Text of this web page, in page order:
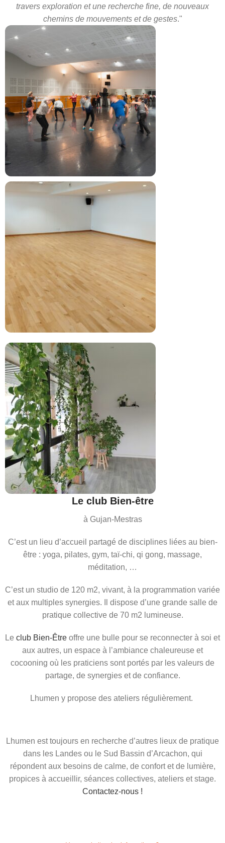
travers exploration et une recherche fine, de nouveaux
chemins de mouvements et de gestes."
Le club Bien-être
à Gujan-Mestras
C’est un lieu d’accueil partagé de disciplines liées au bien-
être : yoga, pilates, gym, taï-chi, qi gong, massage,
méditation, …
C’est un studio de 120 m2, vivant, à la programmation variée
et aux multiples synergies. Il dispose d’une grande salle de
pratique collective de 70 m2 lumineuse.
Le club Bien-Être offre une bulle pour se reconnecter à soi et
aux autres, un espace à l’ambiance chaleureuse et
cocooning où les praticiens sont portés par les valeurs de
partage, de synergies et de confiance.
Lhumen y propose des ateliers régulièrement.
Lhumen est toujours en recherche d’autres lieux de pratique
dans les Landes ou le Sud Bassin d’Arcachon, qui
répondent aux besoins de calme, de confort et de lumière,
propices à accueillir, séances collectives, ateliers et stage.
Contactez-nous !